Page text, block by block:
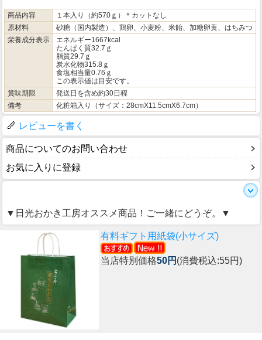
商品内容
１本入り（約570ｇ）＊カットなし
原材料
砂糖（国内製造）、鶏卵、小麦粉、米飴、加糖卵黄、はちみつ
栄養成分表示
エネルギー1667kcal
たんぱく質32.7ｇ
脂質29.7ｇ
炭水化物315.8ｇ
食塩相当量0.76ｇ
この表示値は目安です。
賞味期限
発送日を含め約30日程
備考
化粧箱入り（サイズ：28cmX11.5cmX6.7cm）
レビューを書く
商品についてのお問い合わせ
お気に入りに登録
▼日光おかき工房オススメ商品！ご一緒にどうぞ。▼
有料ギフト用紙袋(小サイズ)
当店特別価格50円 (消費税込:55円)